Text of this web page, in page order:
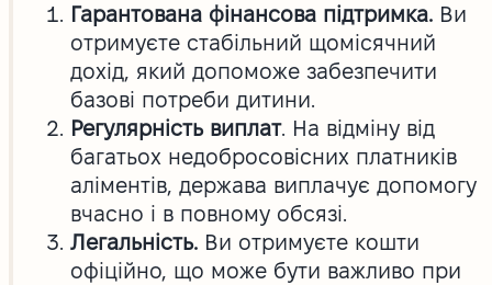
Гарантована фінансова підтримка.Ви
отримуєте стабільний щомісячний
дохід, який допоможе забезпечити
базові потреби дитини.
Регулярність виплат. На відміну від
багатьох недобросовісних платників
аліментів, держава виплачує допомогу
вчасно і в повному обсязі.
Легальність.Ви отримуєте кошти
офіційно, що може бути важливо при